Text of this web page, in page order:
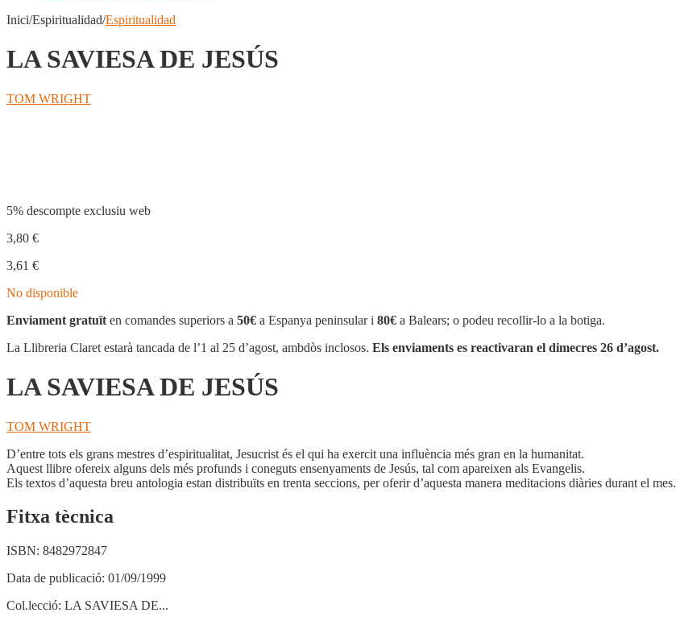
Inici/Espiritualidad/Espiritualidad
LA SAVIESA DE JESÚS
TOM WRIGHT
5% descompte exclusiu web
3,80 €
3,61 €
No disponible
Enviament gratuït en comandes superiors a 50€ a Espanya peninsular i 80€ a Balears; o podeu recollir-lo a la botiga.
La Llibreria Claret estarà tancada de l’1 al 25 d’agost, ambdòs inclosos. Els enviaments es reactivaran el dimecres 26 d’agost.
LA SAVIESA DE JESÚS
TOM WRIGHT
D’entre tots els grans mestres d’espiritualitat, Jesucrist és el qui ha exercit una influència més gran en la humanitat.
Aquest llibre ofereix alguns dels més profunds i coneguts ensenyaments de Jesús, tal com apareixen als Evangelis.
Els textos d’aquesta breu antologia estan distribuïts en trenta seccions, per oferir d’aquesta manera meditacions diàries durant el mes.
Fitxa tècnica
ISBN: 8482972847
Data de publicació: 01/09/1999
Col.lecció: LA SAVIESA DE...